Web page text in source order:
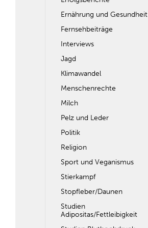
Ernährung und Gesundheit
Fernsehbeiträge
Interviews
Jagd
Klimawandel
Menschenrechte
Milch
Pelz und Leder
Politik
Religion
Sport und Veganismus
Stierkampf
Stopfleber/Daunen
Studien
Adipositas/Fettleibigkeit